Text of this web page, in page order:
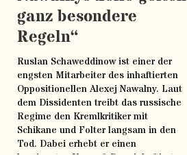
ganz besondere
Regeln“
Ruslan Schaweddinow ist einer der
engsten Mitarbeiter des inhaftierten
Oppositionellen Alexej Nawalny. Laut
dem Dissidenten treibt das russische
Regime den Kremlkritiker mit
Schikane und Folter langsam in den
Tod. Dabei erhebt er einen